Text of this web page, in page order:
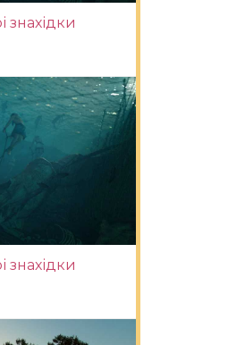
знахідки
знахідки